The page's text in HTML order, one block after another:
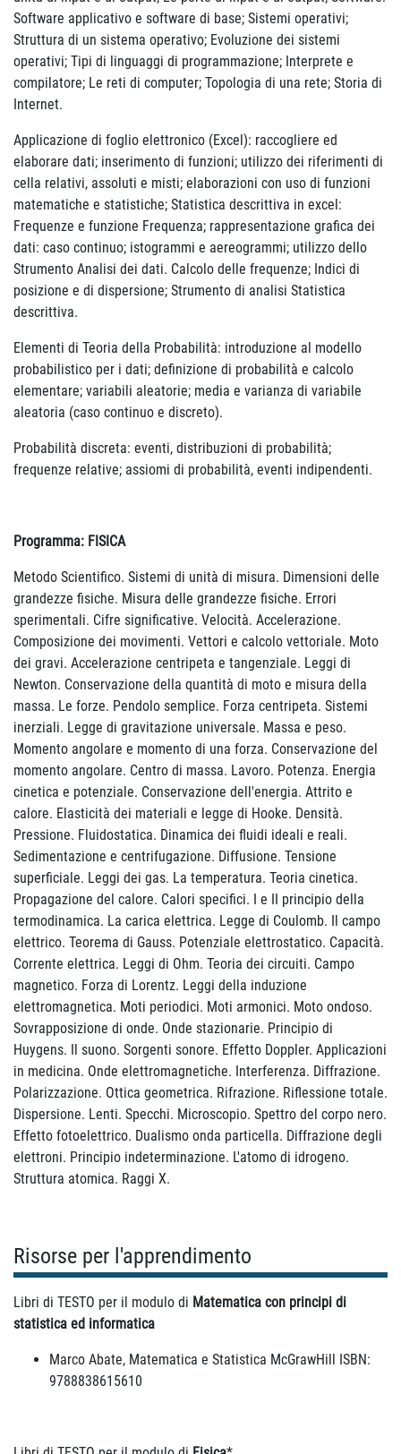
Software applicativo e software di base; Sistemi operativi;
Struttura di un sistema operativo; Evoluzione dei sistemi
operativi; Tipi di linguaggi di programmazione; Interprete e
compilatore; Le reti di computer; Topologia di una rete; Storia di
Internet.
Applicazione di foglio elettronico (Excel): raccogliere ed
elaborare dati; inserimento di funzioni; utilizzo dei riferimenti di
cella relativi, assoluti e misti; elaborazioni con uso di funzioni
matematiche e statistiche; Statistica descrittiva in excel:
Frequenze e funzione Frequenza; rappresentazione grafica dei
dati: caso continuo; istogrammi e aereogrammi; utilizzo dello
Strumento Analisi dei dati. Calcolo delle frequenze; Indici di
posizione e di dispersione; Strumento di analisi Statistica
descrittiva.
Elementi di Teoria della Probabilità: introduzione al modello
probabilistico per i dati; definizione di probabilità e calcolo
elementare; variabili aleatorie; media e varianza di variabile
aleatoria (caso continuo e discreto).
Probabilità discreta: eventi, distribuzioni di probabilità;
frequenze relative; assiomi di probabilità, eventi indipendenti.
Programma: FISICA
Metodo Scientifico. Sistemi di unità di misura. Dimensioni delle
grandezze fisiche. Misura delle grandezze fisiche. Errori
sperimentali. Cifre significative. Velocità. Accelerazione.
Composizione dei movimenti. Vettori e calcolo vettoriale. Moto
dei gravi. Accelerazione centripeta e tangenziale. Leggi di
Newton. Conservazione della quantità di moto e misura della
massa. Le forze. Pendolo semplice. Forza centripeta. Sistemi
inerziali. Legge di gravitazione universale. Massa e peso.
Momento angolare e momento di una forza. Conservazione del
momento angolare. Centro di massa. Lavoro. Potenza. Energia
cinetica e potenziale. Conservazione dell'energia. Attrito e
calore. Elasticità dei materiali e legge di Hooke. Densità.
Pressione. Fluidostatica. Dinamica dei fluidi ideali e reali.
Sedimentazione e centrifugazione. Diffusione. Tensione
superficiale. Leggi dei gas. La temperatura. Teoria cinetica.
Propagazione del calore. Calori specifici. I e II principio della
termodinamica. La carica elettrica. Legge di Coulomb. Il campo
elettrico. Teorema di Gauss. Potenziale elettrostatico. Capacità.
Corrente elettrica. Leggi di Ohm. Teoria dei circuiti. Campo
magnetico. Forza di Lorentz. Leggi della induzione
elettromagnetica. Moti periodici. Moti armonici. Moto ondoso.
Sovrapposizione di onde. Onde stazionarie. Principio di
Huygens. Il suono. Sorgenti sonore. Effetto Doppler. Applicazioni
in medicina. Onde elettromagnetiche. Interferenza. Diffrazione.
Polarizzazione. Ottica geometrica. Rifrazione. Riflessione totale.
Dispersione. Lenti. Specchi. Microscopio. Spettro del corpo nero.
Effetto fotoelettrico. Dualismo onda particella. Diffrazione degli
elettroni. Principio indeterminazione. L'atomo di idrogeno.
Struttura atomica. Raggi X.
Risorse per l'apprendimento
Libri di TESTO per il modulo di Matematica con principi di
statistica ed informatica
Marco Abate, Matematica e Statistica McGrawHill ISBN:
9788838615610